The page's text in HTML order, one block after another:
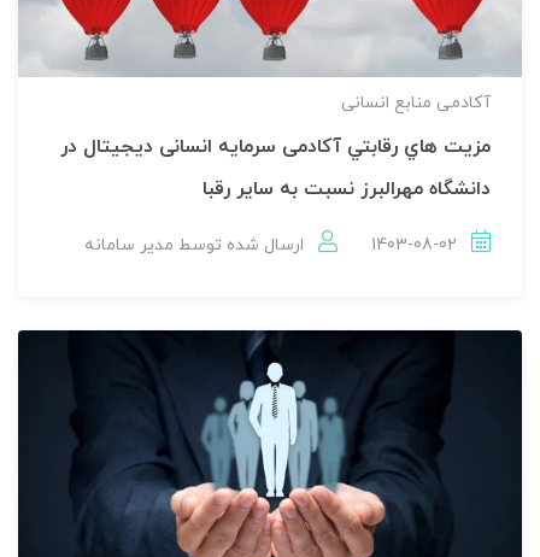
آکادمی منابع انسانی
مزيت هاي رقابتي آکادمی سرمایه انسانی دیجیتال در
دانشگاه مهرالبرز نسبت به ساير رقبا
1403-08-02 ارسال شده توسط مدير سامانه